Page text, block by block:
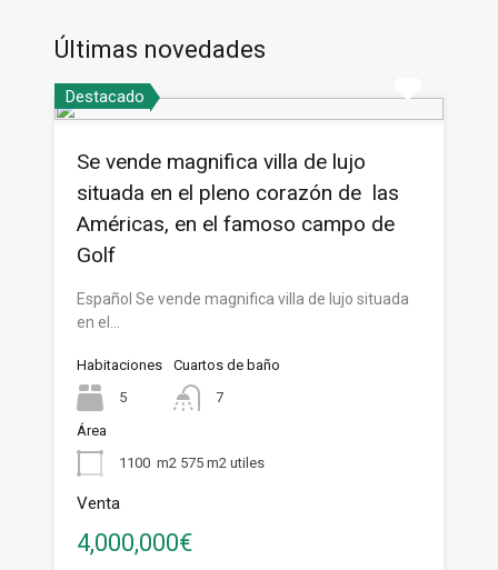
Últimas novedades
Destacado
Se vende magnifica villa de lujo
situada en el pleno corazón de las
Américas, en el famoso campo de
Golf
Español Se vende magnifica villa de lujo situada
en el…
Habitaciones
5
Cuartos de baño
7
Área
1100 m2 575 m2 utiles
Venta
4,000,000€